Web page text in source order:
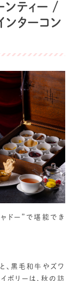
ンティー /
ンターコン
ドー”で堪能でき
、黒毛和牛やズワ
ボリーは、秋の訪